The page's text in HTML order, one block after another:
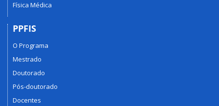
Física Médica
PPFIS
O Programa
Mestrado
Doutorado
Pós-doutorado
Docentes